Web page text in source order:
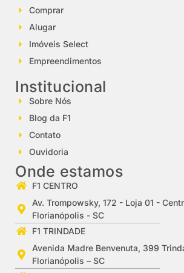
Comprar
Alugar
Imóveis Select
Empreendimentos
Institucional
Sobre Nós
Blog da F1
Contato
Ouvidoria
Onde estamos
F1 CENTRO
Av. Trompowsky, 172 - Loja 01 -
Florianópolis - SC
F1 TRINDADE
Avenida Madre Benvenuta, 399
Florianópolis – SC